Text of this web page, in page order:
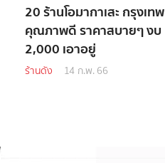
20 ร้านโอมากาเสะ กรุงเทพ
คุณภาพดี ราคาสบายๆ งบ
2,000 เอาอยู่
ร้านดัง 14 ก.พ. 66